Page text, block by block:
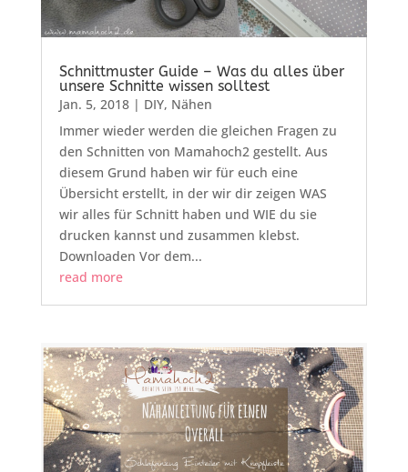
Schnittmuster Guide – Was du alles über
unsere Schnitte wissen solltest
Jan. 5, 2018| DIY, Nähen
Immer wieder werden die gleichen Fragen zu
den Schnitten von Mamahoch2 gestellt. Aus
diesem Grund haben wir für euch eine
Übersicht erstellt, in der wir dir zeigen WAS
wir alles für Schnitt haben und WIE du sie
drucken kannst und zusammen klebst.
Downloaden Vor dem...
read more